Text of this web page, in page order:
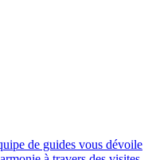
de guides vous dévoile